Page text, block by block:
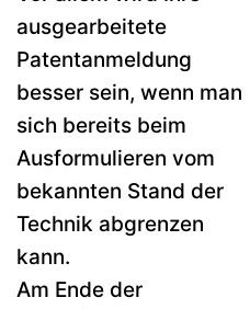
ausgearbeitete
Patentanmeldung
besser sein, wenn man
sich bereits beim
Ausformulieren vom
bekannten Stand der
Technik abgrenzen
kann.
Am Ende der